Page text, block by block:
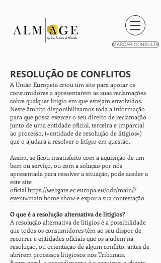
MARCAR CONSULTA
RESOLUÇÃO DE CONFLITOS
A União Europeia criou um site para apoiar os
consumidores a apresentarem as suas reclamações
sobre qualquer litígio em que estejam envolvidos.
Neste âmbito disponibilizamos toda a informação
para que possa exercer o seu direito de reclamação
junto de uma entidade oficial, terceira e imparcial
ao processo, («entidade de resolução de litígios»)
que o ajudará a resolver o litígio em questão.
Assim, se ficou insatisfeito com a aquisição de um
bem ou serviço, ou com a solução por nós
apresentada para resolver a situação, pode aceder a
este site
oficialhttps://webgate.ec.europa.eu/odr/main/?
event=main.home.showe expor a sua contestação.
O que é a resolução alternativa de litígios?
A resolução alternativa de litígios é a possibilidade
que todos os consumidores têm ao seu dispor de
recorrer e entidades oficiais que os ajudem na
resolução, ou orientação de algum conflito, antes de
abrirem processos litigiosos nos Tribunais.